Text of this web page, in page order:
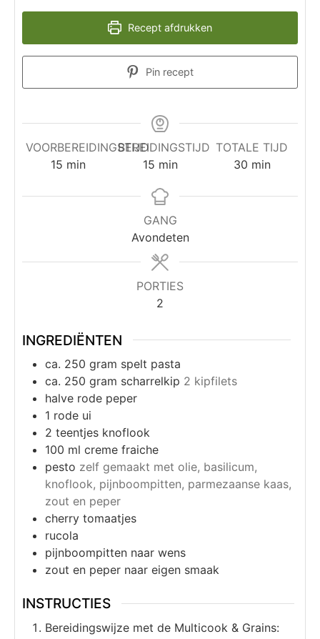
Recept afdrukken
Pin recept
VOORBEREIDINGSTIJD
15 min
BEREIDINGSTIJD
15 min
TOTALE TIJD
30 min
GANG
Avondeten
PORTIES
2
INGREDIËNTEN
ca. 250 gram spelt pasta
ca. 250 gram scharrelkip 2 kipfilets
halve rode peper
1 rode ui
2 teentjes knoflook
100 ml creme fraiche
pesto zelf gemaakt met olie, basilicum,
knoflook, pijnboompitten, parmezaanse kaas,
zout en peper
cherry tomaatjes
rucola
pijnboompitten naar wens
zout en peper naar eigen smaak
INSTRUCTIES
Bereidingswijze met de Multicook & Grains: